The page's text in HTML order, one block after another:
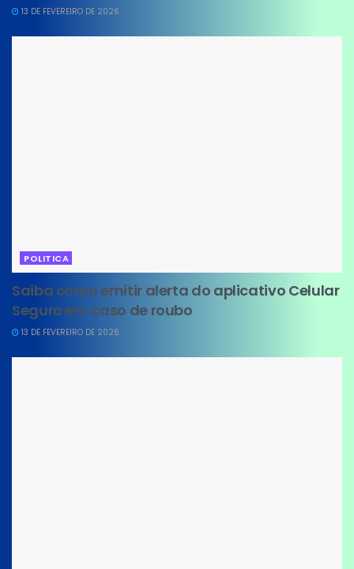
13 DE FEVEREIRO DE 2026
POLITICA
Saiba como emitir alerta do aplicativo Celular
Seguro em caso de roubo
13 DE FEVEREIRO DE 2026